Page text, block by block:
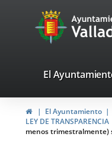
Portal
Web
de
Valladolid
valladolid.es
El
InicioEl Ayuntamiento
LEY DE TRANSPARENCIA
menos trimestralmente)